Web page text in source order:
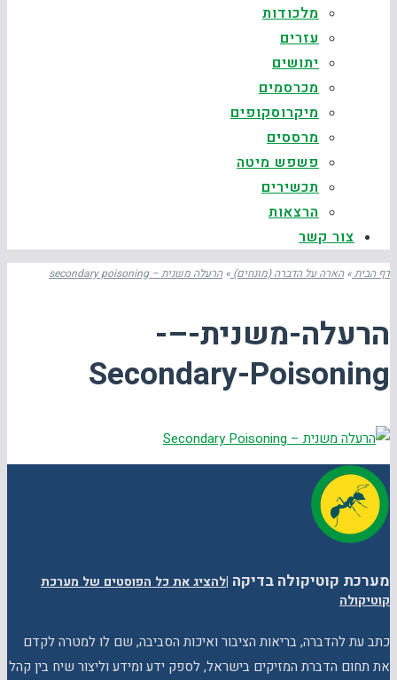
מלכודות
עזרים
יתושים
מכרסמים
מיקרוסקופים
מרססים
פשפש מיטה
תכשירים
הרצאות
צור קשר
דף הבית» הארה על הדברה (מונחים) » הרעלה משנית – secondary poisoning
הרעלה-משנית-–-
Secondary-Poisoning
מערכת קוטיקולה בדיקה |להציג את כל הפוסטים של מערכת
קוטיקולה
כתב עת להדברה, בריאות הציבור ואיכות הסביבה, שם לו למטרה לקדם
את תחום הדברת המזיקים בישראל, לספק ידע ומידע וליצור שיח בין קהל